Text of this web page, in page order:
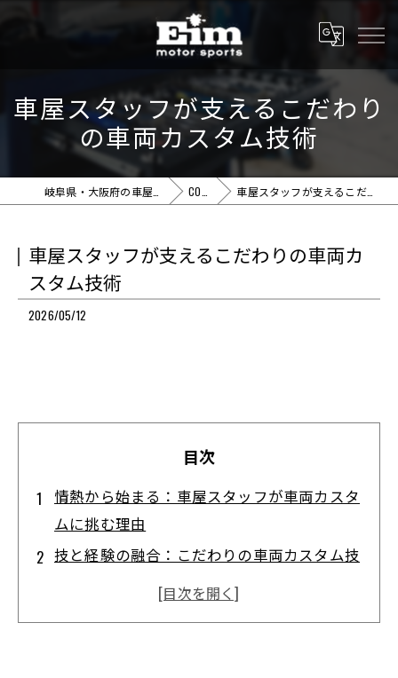
車屋スタッフが支えるこだわり
の車両カスタム技術
COLUMN 車屋スタッフが支えるこだわりの車両カスタム技術
車屋スタッフが支えるこだわりの車両カ
スタム技術
2026/05/12
目次
情熱から始まる：車屋スタッフが車両カスタ
ムに挑む理由
技と経験の融合：こだわりの車両カスタム技
術を支える現場の工夫